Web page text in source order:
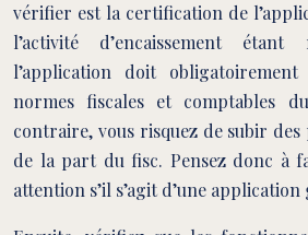
vérifier est la certification de
l’activité d’encaissement
l’application doit
normes fiscales et comptables
contraire, vous risquez de subir
de la part du fisc. Pensez donc à
attention s’il s’agit d’une